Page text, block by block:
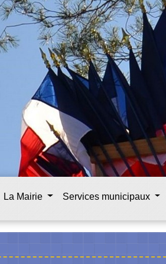
La Mairie Services municipaux